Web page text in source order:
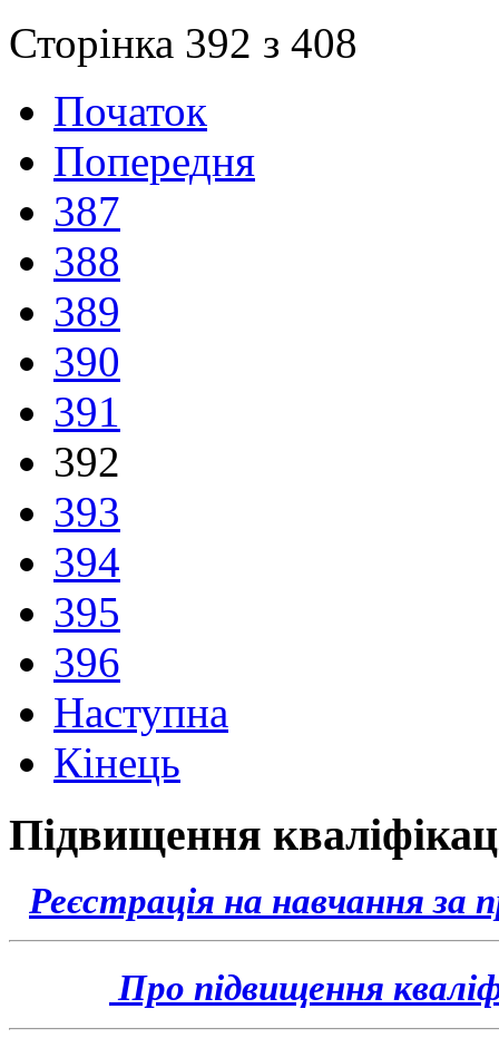
Сторінка 392 з 408
Початок
Попередня
387
388
389
390
391
392
393
394
395
396
Наступна
Кінець
Підвищення
Реєстрація на навчання за
Про підвищення